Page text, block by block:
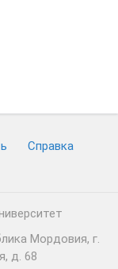
Cправка
Мордовия, г.
д. 68